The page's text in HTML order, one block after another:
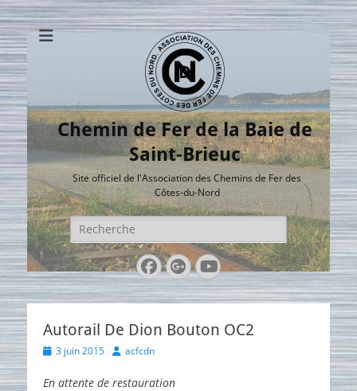
Chemin de Fer de la Baie de
Saint-Brieuc
Site officiel de l'Association des Chemins de Fer des
Côtes-du-Nord
Rechercher :
Facebook
Googleplus
YouTube
Autorail De Dion Bouton OC2
Posted3 juin 2015 Author
acfcdn
En attente de restauration